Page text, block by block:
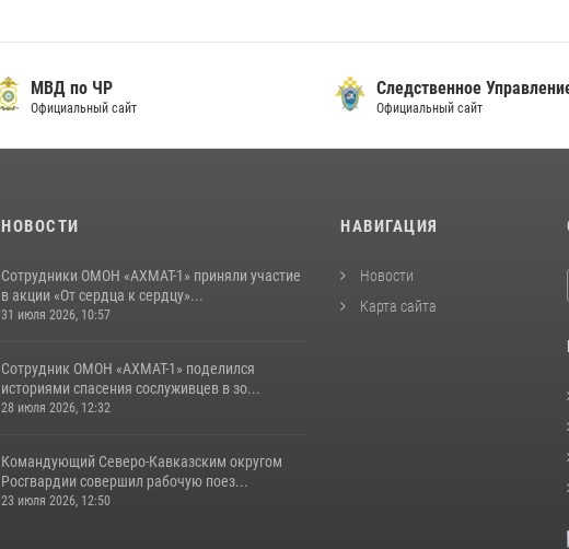
МВД по ЧР
Официальный сайт
Следственное
Официальный сайт
НОВОСТИ
Сотрудники ОМОН «АХМАТ-1» приняли участие
в акции «От сердца к сердцу»...
31 июля 2026, 10:57
Сотрудник ОМОН «АХМАТ-1» поделился
историями спасения сослуживцев в зо...
28 июля 2026, 12:32
Командующий Северо-Кавказским округом
Росгвардии совершил рабочую поез...
23 июля 2026, 12:50
НАВИГАЦИЯ
Новости
Карта сайта